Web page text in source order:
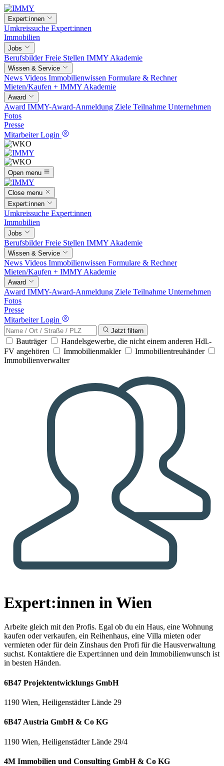
Expert:innen
Umkreissuche Expert:innen
Immobilien
Jobs
BerufsbilderFreie Stellen IMMY Akademie
Wissen & Service
News Videos Immobilienwissen Formulare & Rechner
Mieten/Kaufen + IMMY Akademie
Award
Award IMMY-Award-Anmeldung Ziele Teilnahme Unternehmen
Fotos
Presse
Mitarbeiter Login
Open menu
Close menu
Expert:innen
Umkreissuche Expert:innen
Immobilien
Jobs
BerufsbilderFreie Stellen IMMY Akademie
Wissen & Service
News Videos Immobilienwissen Formulare & Rechner
Mieten/Kaufen + IMMY Akademie
Award
Award IMMY-Award-Anmeldung Ziele Teilnahme Unternehmen
Fotos
Presse
Mitarbeiter Login
Jetzt filtern
Bauträger
Handelsgewerbe, die nicht einem anderen Hdl.-
FV angehören
Immobilienmakler
Immobilientreuhänder
Immobilienverwalter
Expert:innen in Wien
Arbeite gleich mit den Profis. Egal ob du ein Haus, eine Wohnung
kaufen oder verkaufen, ein Reihenhaus, eine Villa mieten oder
vermieten oder für dein Zinshaus den Profi für die Hausverwaltung
suchst. Kontaktiere die Expert:innen und dein Immobilienwunsch ist
in besten Händen.
6B47 Projektentwicklungs GmbH
1190 Wien, Heiligenstädter Lände 29
6B47 Austria GmbH & Co KG
1190 Wien, Heiligenstädter Lände 29/4
4M Immobilien und Consulting GmbH & Co KG